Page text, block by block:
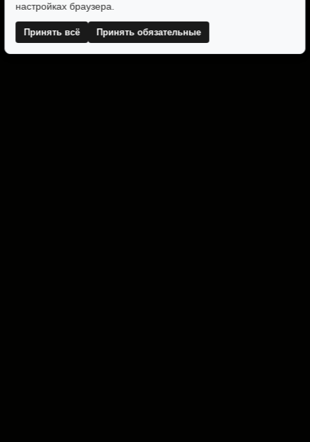
настройках браузера.
Принять всё Принять обязательные